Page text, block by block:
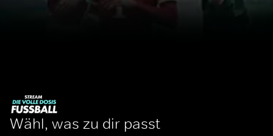
Wähl, was zu dir passt